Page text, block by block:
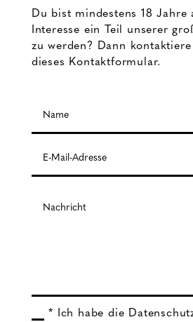
Du bist mindestens 18 Jahre
Interesse ein Teil unserer
zu werden? Dann
dieses Kontaktformular.
* Ich habe die